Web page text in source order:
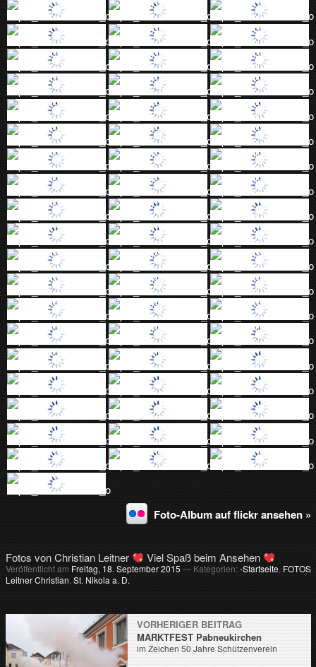
Foto-Album auf flickr ansehen »
Fotos von Christian Leitner Viel Spaß beim Ansehen
Veröffentlicht am Freitag, 18. September 2015— Kategorien:-Startseite, FOTOS
Leitner Christian, St. Nikola a. D.
VORHERIGER BEITRAG
MARKTFEST Pabneukirchen
im Zeichen 50 Jahre Schützenverein